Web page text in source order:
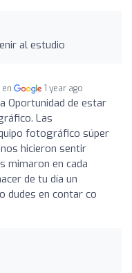
al estudio
en 1 year ago
Oportunidad de estar
Las
fotográfico súper
hicieron sentir
mimaron en cada
de tu día un
dudes en contar co